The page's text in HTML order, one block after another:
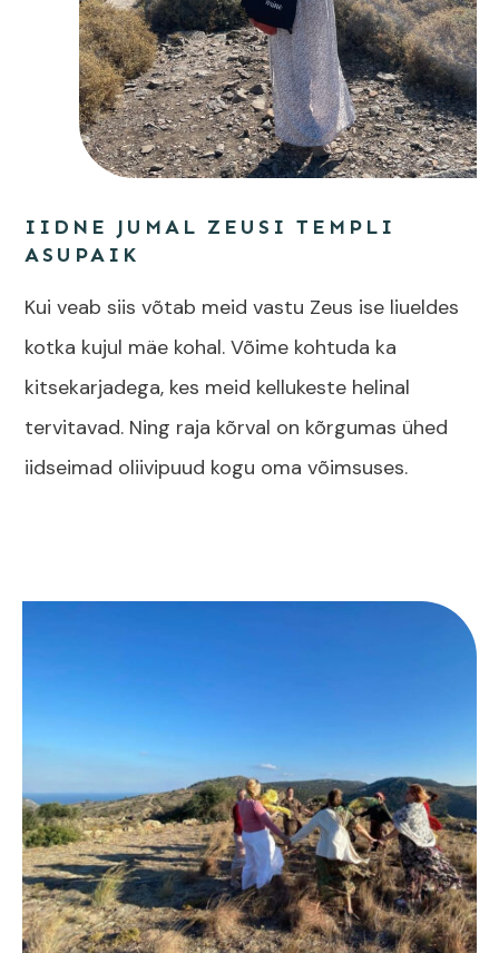
IIDNE JUMAL ZEUSI TEMPLI
ASUPAIK
Kui veab siis võtab meid vastu Zeus ise liueldes
kotka kujul mäe kohal. Võime kohtuda ka
kitsekarjadega, kes meid kellukeste helinal
tervitavad. Ning raja kõrval on kõrgumas ühed
iidseimad oliivipuud kogu oma võimsuses.